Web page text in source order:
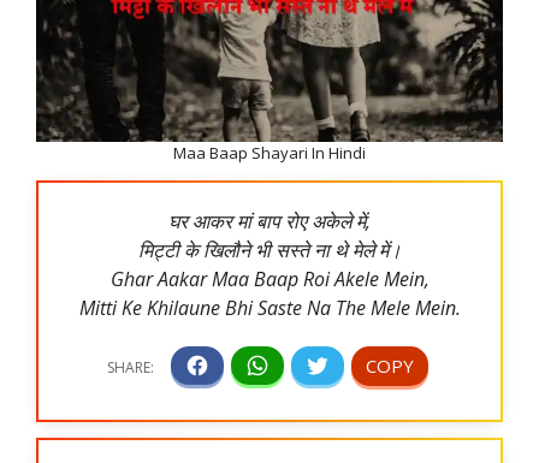
Maa Baap Shayari In Hindi
घर आकर मां बाप रोए अकेले में,
मिट्टी के खिलौने भी सस्ते ना थे मेले में।
Ghar Aakar Maa Baap Roi Akele Mein,
Mitti Ke Khilaune Bhi Saste Na The Mele Mein.